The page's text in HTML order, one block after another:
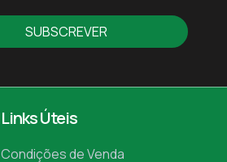
SUBSCREVER
Links Úteis
Condições de Venda